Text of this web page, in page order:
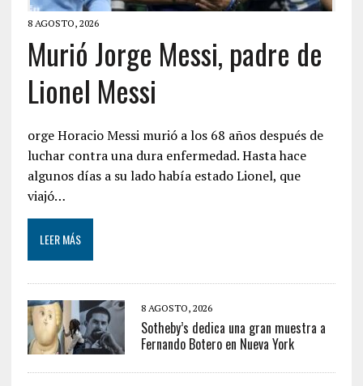
8 AGOSTO, 2026
Murió Jorge Messi, padre de
Lionel Messi
orge Horacio Messi murió a los 68 años después de
luchar contra una dura enfermedad. Hasta hace
algunos días a su lado había estado Lionel, que
viajó…
LEER MÁS
8 AGOSTO, 2026
Sotheby’s dedica una gran muestra a
Fernando Botero en Nueva York